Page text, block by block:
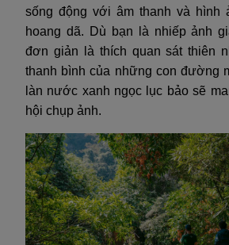
sống động với âm thanh và hình
hoang dã. Dù bạn là nhiếp ảnh
đơn giản là thích quan sát thiên
thanh bình của những con đường
làn nước xanh ngọc lục bảo sẽ
hội chụp ảnh.